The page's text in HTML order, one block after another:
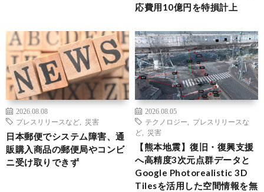
応費用10億円を特損計上
2026.08.08
プレスリリースなど
災害
日本郵便でシステム障害、通
販購入商品の郵便局やコンビ
ニ受け取りできず
2026.08.05
テクノロジー
プレスリリースな
ど
災害
【熊本地震】復旧・復興支援
へ高精度3次元点群データと
Google Photorealistic 3D
Tilesを活用した空間情報を無